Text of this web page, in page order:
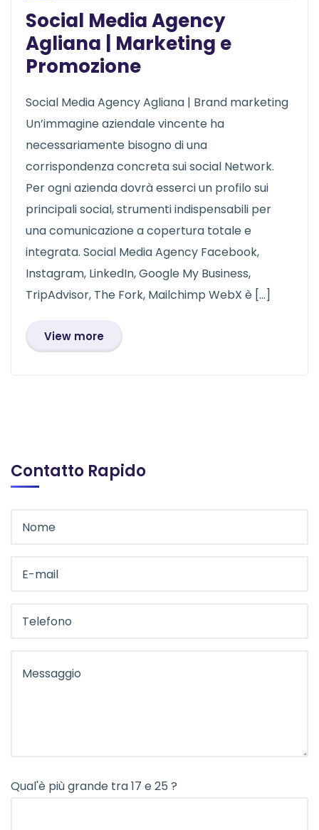
Social Media Agency
Agliana | Marketing e
Promozione
Social Media Agency Agliana | Brand marketing
Un’immagine aziendale vincente ha
necessariamente bisogno di una
corrispondenza concreta sui social Network.
Per ogni azienda dovrà esserci un profilo sui
principali social, strumenti indispensabili per
una comunicazione a copertura totale e
integrata. Social Media Agency Facebook,
Instagram, LinkedIn, Google My Business,
TripAdvisor, The Fork, Mailchimp WebX è […]
View more
Contatto Rapido
Qual'è più grande tra 17 e 25 ?